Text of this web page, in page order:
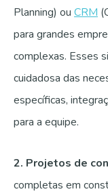
Planning) ou CRM
para grandes
complexas. Esses
cuidadosa das
específicas,
para a equipe.
2. Projetos de
completas em